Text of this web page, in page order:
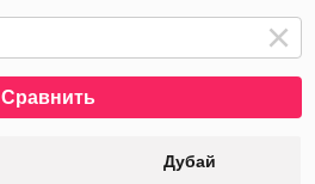
Сравнить
Дубай